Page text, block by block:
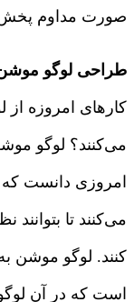
صورت مداوم
طراحی لوگو
کارهای امروزه
می‌کنند؟ لوگو
امروزی دانست که
می‌کنند تا
کنند. لوگو موشن
است که در آن